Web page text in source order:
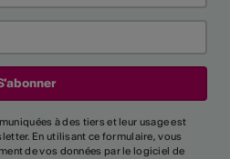
à des tiers et leur usage est
En utilisant ce formulaire, vous
de vos données par le logiciel de